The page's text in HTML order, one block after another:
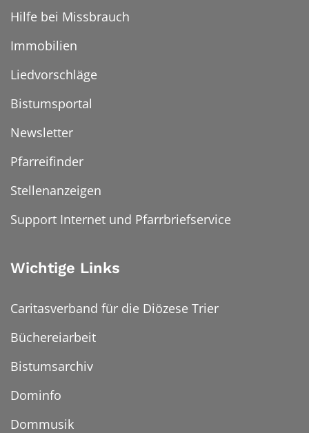
Hilfe bei Missbrauch
Immobilien
Liedvorschläge
Bistumsportal
Newsletter
Pfarreifinder
Stellenanzeigen
Support Internet und Pfarrbriefservice
Wichtige Links
Caritasverband für die Diözese Trier
Büchereiarbeit
Bistumsarchiv
Dominfo
Dommusik